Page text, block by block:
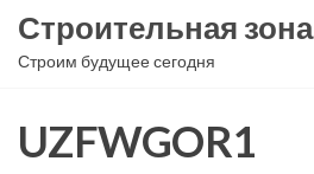
Перейти
Строительная зона
Строим будущее сегодня
UZFWGOR1